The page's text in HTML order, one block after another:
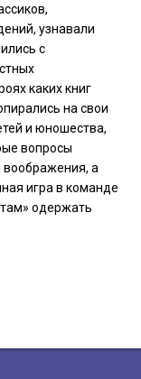
узнавали
с
каких книг
на свои
и юношества,
вопросы
воображения, а
игра в команде
одержать